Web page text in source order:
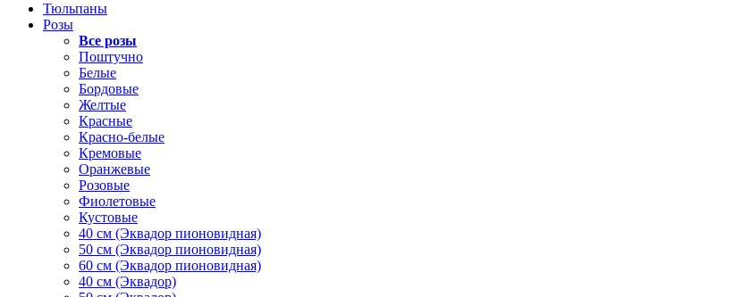
Тюльпаны
Розы
Все розы
Поштучно
Белые
Бордовые
Желтые
Красные
Красно-белые
Кремовые
Оранжевые
Розовые
Фиолетовые
Кустовые
40 см (Эквадор пионовидная)
50 см (Эквадор пионовидная)
60 см (Эквадор пионовидная)
40 см (Эквадор)